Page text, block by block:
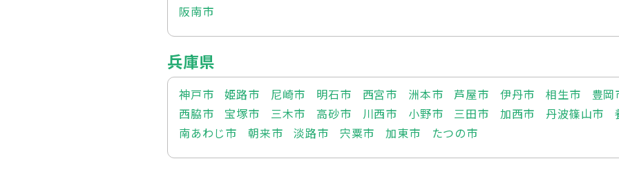
阪南市
兵庫県
神戸市 姫路市 尼崎市 明石市 西宮市 洲本市 芦屋市 伊丹市 相生市
豊岡
西脇市
宝塚市 三木市 高砂市 川西市 小野市 三田市 加西市 丹波篠山市
南あわじ市
朝来市 淡路市 宍粟市 加東市 たつの市